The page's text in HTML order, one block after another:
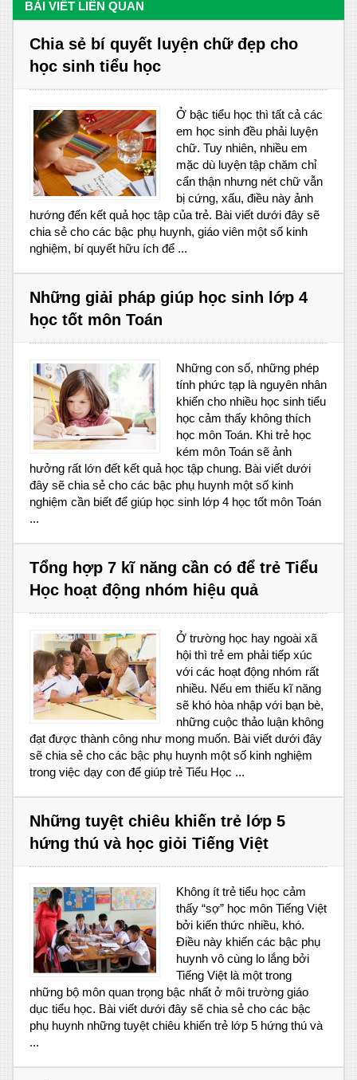
BÀI VIẾT LIÊN QUAN
Chia sẻ bí quyết luyện chữ đẹp cho
học sinh tiểu học
Ở bậc tiểu học thì tất cả các
em học sinh đều phải luyện
chữ. Tuy nhiên, nhiều em
mặc dù luyện tập chăm chỉ
cẩn thận nhưng nét chữ vẫn
bị cứng, xấu, điều này ảnh
hướng đến kết quả học tập của trẻ. Bài viết dưới đây sẽ
chia sẻ cho các bậc phụ huynh, giáo viên một số kinh
nghiệm, bí quyết hữu ích để ...
Những giải pháp giúp học sinh lớp 4
học tốt môn Toán
Những con số, những phép
tính phức tạp là nguyên nhân
khiến cho nhiều học sinh tiểu
học cảm thấy không thích
học môn Toán. Khi trẻ học
kém môn Toán sẽ ảnh
hưởng rất lớn đết kết quả học tập chung. Bài viết dưới
đây sẽ chia sẻ cho các bậc phụ huynh một số kinh
nghiệm cần biết để giúp học sinh lớp 4 học tốt môn Toán
...
Tổng hợp 7 kĩ năng cần có để trẻ Tiểu
Học hoạt động nhóm hiệu quả
Ở trường học hay ngoài xã
hội thì trẻ em phải tiếp xúc
với các hoạt động nhóm rất
nhiều. Nếu em thiếu kĩ năng
sẽ khó hòa nhập với bạn bè,
những cuộc thảo luận không
đạt được thành công như mong muốn. Bài viết dưới đây
sẽ chia sẻ cho các bậc phụ huynh một số kinh nghiệm
trong việc dạy con để giúp trẻ Tiểu Học ...
Những tuyệt chiêu khiến trẻ lớp 5
hứng thú và học giỏi Tiếng Việt
Không ít trẻ tiểu học cảm
thấy “sợ” học môn Tiếng Việt
bởi kiến thức nhiều, khó.
Điều này khiến các bậc phụ
huynh vô cùng lo lắng bởi
Tiếng Việt là một trong
những bộ môn quan trọng bậc nhất ở môi trường giáo
dục tiểu học. Bài viết dưới đây sẽ chia sẻ cho các bậc
phụ huynh những tuyệt chiêu khiến trẻ lớp 5 hứng thú và
...